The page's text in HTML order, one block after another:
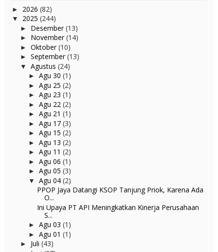
► 2026 (82)
▼ 2025 (244)
► Desember(13)
► November(14)
► Oktober(10)
► September(13)
▼ Agustus (24)
► Agu 30 (1)
► Agu 25 (2)
► Agu 23 (1)
► Agu 22 (2)
► Agu 21 (1)
► Agu 17 (3)
► Agu 15 (2)
► Agu 13 (2)
► Agu 11 (2)
► Agu 06 (1)
► Agu 05 (3)
▼ Agu 04 (2)
PPOP Jaya Datangi KSOP Tanjung Priok, Karena Ada
O...
Ini Upaya PT API Meningkatkan Kinerja Perusahaan
S...
► Agu 03 (1)
► Agu 01 (1)
► Juli (43)